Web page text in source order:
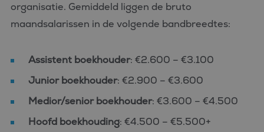
organisatie. Gemiddeld liggen de bruto
maandsalarissen in de volgende bandbreedtes:
Assistent boekhouder: €2.600 – €3.100
Junior boekhouder: €2.900 – €3.600
Medior/senior boekhouder: €3.600 – €4.500
Hoofd boekhouding: €4.500 – €5.500+